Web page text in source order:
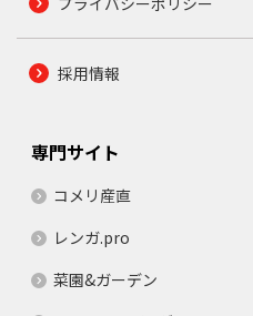
採用情報
専門サイト
コメリ産直
レンガ.pro
菜園&ガーデン